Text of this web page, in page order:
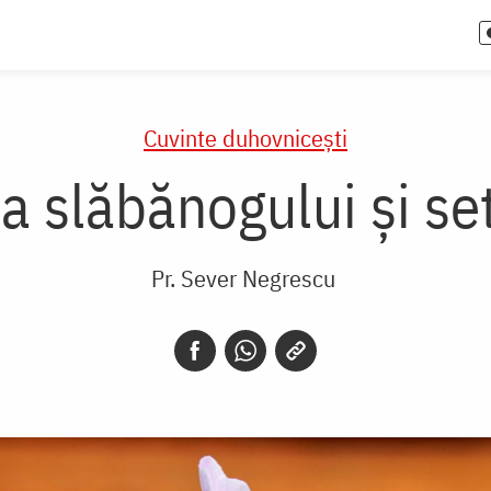
Cuvinte duhovnicești
slăbănogului și
Pr. Sever Negrescu